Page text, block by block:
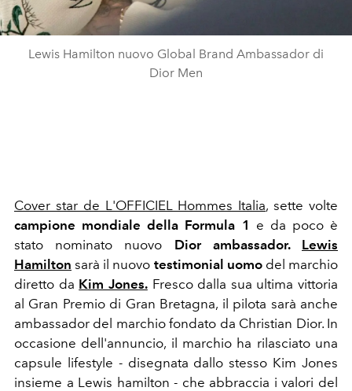
Lewis Hamilton nuovo Global Brand Ambassador di
Dior Men
Cover star de L'OFFICIEL Hommes Italia, sette volte
campione mondiale della Formula 1 e da poco è
stato nominato nuovo Dior ambassador. Lewis
Hamilton sarà il nuovo testimonial uomodel marchio
diretto da Kim Jones.Fresco dalla sua ultima vittoria
al Gran Premio di Gran Bretagna, il pilota sarà anche
ambassador del marchio fondato da Christian Dior. In
occasione dell'annuncio, il marchio ha rilasciato una
capsule lifestyle - disegnata dallo stesso Kim Jones
insieme a Lewis hamilton - che abbraccia i valori del